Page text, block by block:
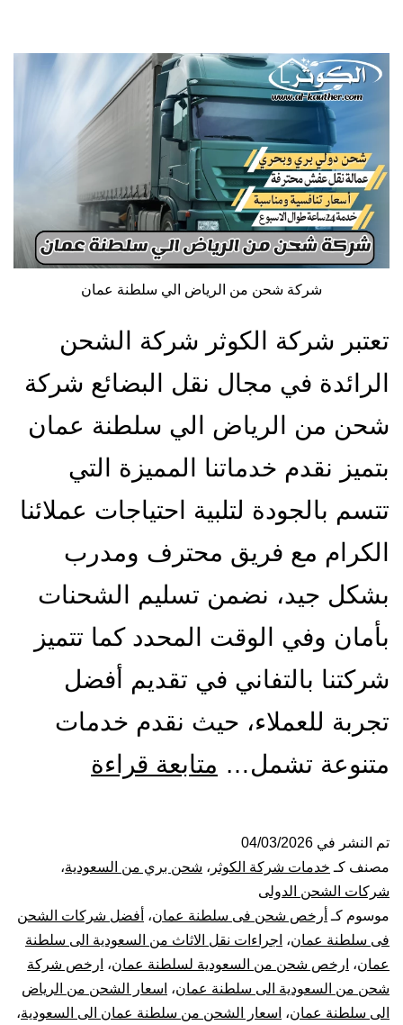
شركة شحن من الرياض الي سلطنة عمان
تعتبر شركة الكوثر شركة الشحن
الرائدة في مجال نقل البضائع شركة
شحن من الرياض الي سلطنة عمان
بتميز نقدم خدماتنا المميزة التي
تتسم بالجودة لتلبية احتياجات عملائنا
الكرام مع فريق محترف ومدرب
بشكل جيد، نضمن تسليم الشحنات
بأمان وفي الوقت المحدد كما تتميز
شركتنا بالتفاني في تقديم أفضل
تجربة للعملاء، حيث نقدم خدمات
متنوعة تشمل… متابعة قراءة
الي
سلطنة
عمان
تم النشر في 04/03/2026
مصنف كـ خدمات شركة الكوثر ، شحن بري من السعودية،
شركات الشحن الدولى
موسوم كـ أرخص شحن فى سلطنة عمان، أفضل شركات الشحن
فى سلطنة عمان، اجراءات نقل الاثاث من السعودية الى سلطنة
عمان، ارخص شحن من السعودية لسلطنة عمان، ارخص شركة
شحن من السعودية الى سلطنة عمان، اسعار الشحن من الرياض
الى سلطنة عمان، اسعار الشحن من سلطنة عمان الى السعودية،